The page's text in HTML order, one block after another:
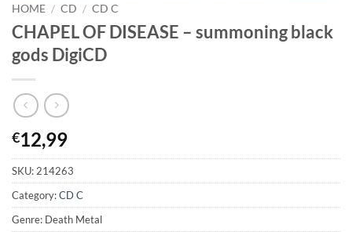
HOME / CD / CD C
CHAPEL OF DISEASE – summoning black
gods DigiCD
€12,99
SKU:214263
Category:CD C
Genre: Death Metal